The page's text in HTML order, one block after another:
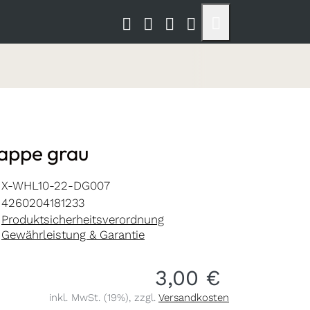
grau
X-WHL10-22-DG007
4260204181233
Produktsicherheitsverordnung
Gewährleistung & Garantie
3,00 €
inkl. MwSt. (19%), zzgl. Versandkosten